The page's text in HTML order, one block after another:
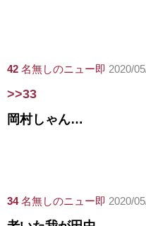
42 名無しのニュー即 2020/
>>33
岡村しゃん…
34 名無しのニュー即 2020/